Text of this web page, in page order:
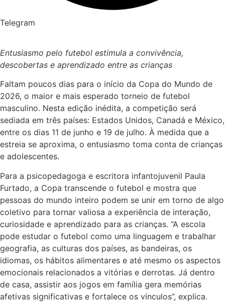
Telegram
Entusiasmo pelo futebol estimula a convivência,
descobertas e aprendizado entre as crianças
Faltam poucos dias para o início da Copa do Mundo de
2026, o maior e mais esperado torneio de futebol
masculino. Nesta edição inédita, a competição será
sediada em três países: Estados Unidos, Canadá e México,
entre os dias 11 de junho e 19 de julho. À medida que a
estreia se aproxima, o entusiasmo toma conta de crianças
e adolescentes.
Para a psicopedagoga e escritora infantojuvenil Paula
Furtado, a Copa transcende o futebol e mostra que
pessoas do mundo inteiro podem se unir em torno de algo
coletivo para tornar valiosa a experiência de interação,
curiosidade e aprendizado para as crianças. “A escola
pode estudar o futebol como uma linguagem e trabalhar
geografia, as culturas dos países, as bandeiras, os
idiomas, os hábitos alimentares e até mesmo os aspectos
emocionais relacionados a vitórias e derrotas. Já dentro
de casa, assistir aos jogos em família gera memórias
afetivas significativas e fortalece os vínculos”, explica.